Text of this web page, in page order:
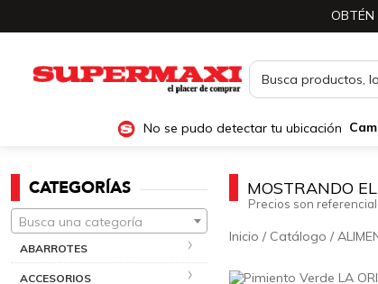
OBTÉN
No se pudo detectar tu ubicación
CATEGORÍAS
Busca una categoría
ABARROTES
ACCESORIOS
MOSTRANDO
Precios son
Inicio / Catálogo /